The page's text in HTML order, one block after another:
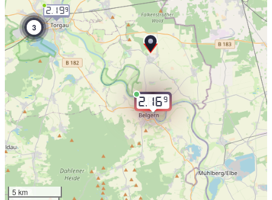
2.169
2.199
3
5 km